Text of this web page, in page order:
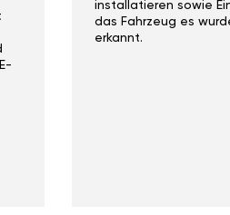
installatieren sowie
das Fahrzeug es
erkannt.